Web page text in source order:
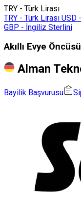
TRY - Türk Lirası
TRY - Türk Lirası USD
GBP - İngiliz Sterlini
Akıllı Evye Öncüsü
Alman
Bayilik Başvurusu